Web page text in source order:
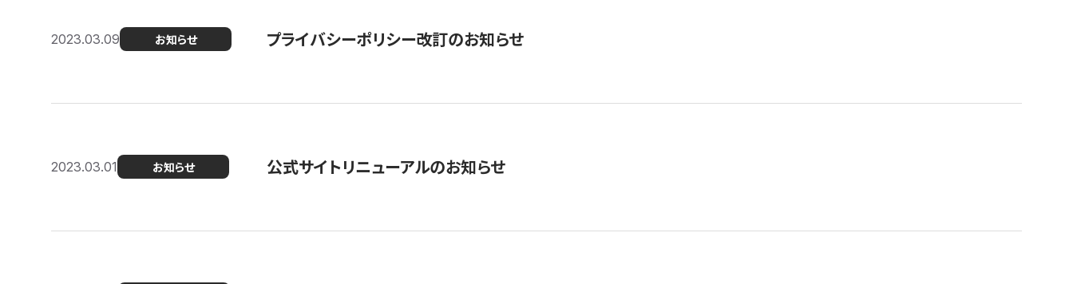
2023.03.09 お知らせ プライバシーポリシー改訂のお知らせ
2023.03.01 お知らせ 公式サイトリニューアルのお知らせ